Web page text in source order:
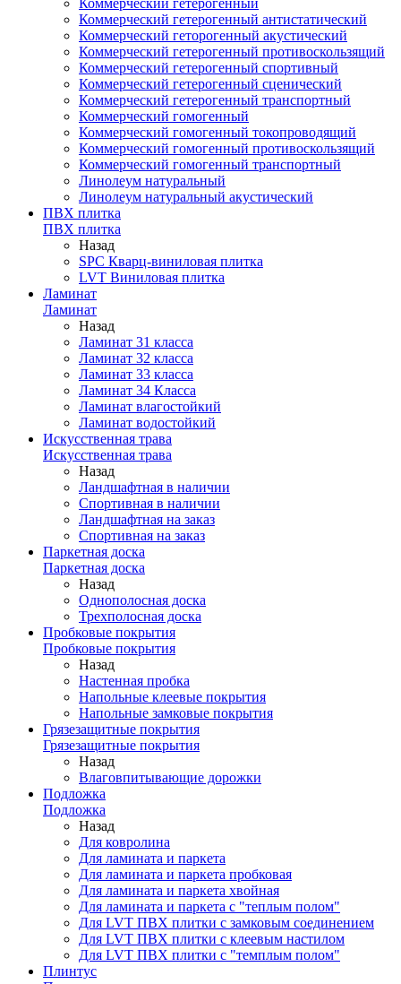
Коммерческий гетерогенный
Коммерческий гетерогенный антистатический
Коммерческий геторогенный акустический
Коммерческий гетерогенный противоскользящий
Коммерческий гетерогенный спортивный
Коммерческий гетерогенный сценический
Коммерческий гетерогенный транспортный
Коммерческий гомогенный
Коммерческий гомогенный токопроводящий
Коммерческий гомогенный противоскользящий
Коммерческий гомогенный транспортный
Линолеум натуральный
Линолеум натуральный акустический
ПВХ плитка
ПВХ плитка
Назад
SPC Кварц-виниловая плитка
LVT Виниловая плитка
Ламинат
Ламинат
Назад
Ламинат 31 класса
Ламинат 32 класса
Ламинат 33 класса
Ламинат 34 Класса
Ламинат влагостойкий
Ламинат водостойкий
Искусственная трава
Искусственная трава
Назад
Ландшафтная в наличии
Спортивная в наличии
Ландшафтная на заказ
Спортивная на заказ
Паркетная доска
Паркетная доска
Назад
Однополосная доска
Трехполосная доска
Пробковые покрытия
Пробковые покрытия
Назад
Настенная пробка
Напольные клеевые покрытия
Напольные замковые покрытия
Грязезащитные покрытия
Грязезащитные покрытия
Назад
Влаговпитывающие дорожки
Подложка
Подложка
Назад
Для ковролина
Для ламината и паркета
Для ламината и паркета пробковая
Для ламината и паркета хвойная
Для ламината и паркета с "теплым полом"
Для LVT ПВХ плитки с замковым соединением
Для LVT ПВХ плитки с клеевым настилом
Для LVT ПВХ плитки с "темплым полом"
Плинтус